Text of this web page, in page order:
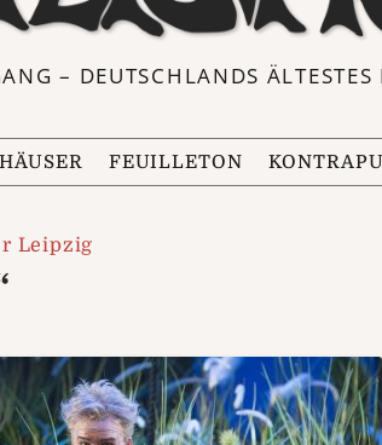
– DEUTSCHLANDS
FEUILLETON
Leipzig